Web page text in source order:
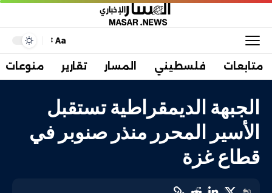
Aa
متابعات فلسطيني المسار تقارير منوعات
الجبهة الديمقراطية تستقبل
الأسير المحرر منذر صنوبر في
قطاع غزة